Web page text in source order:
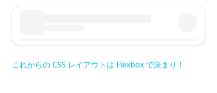
これからの CSS レイアウトは Flexbox で決まり！